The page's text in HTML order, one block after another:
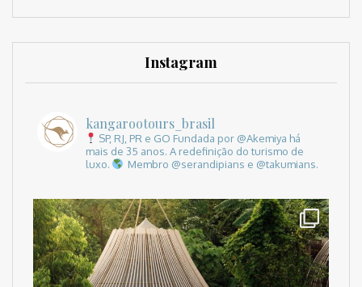
Instagram
kangarootours_brasil
SP, RJ, PR e GO Fundada por @Akemiya há
mais de 35 anos. A redefinição do turismo de
luxo.
Membro @serandipians e @takumians.